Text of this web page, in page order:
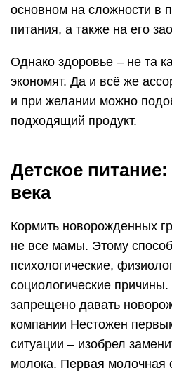
основном на сложности в
питания, а также на его
Однако здоровье – не та
экономят. Да и всё же
и при желании можно
подходящий продукт.
Детское
века
Кормить новорожденных
не все мамы. Этому
психологические,
социологические
запрещено давать
компании Нестожен
ситуации – изобрел
молока. Первая молочная